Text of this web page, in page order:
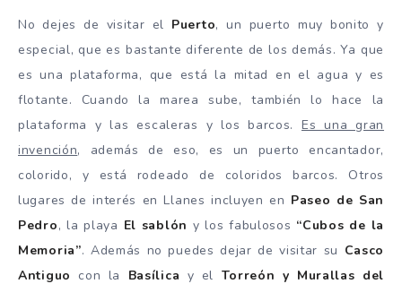
No dejes de visitar el Puerto, un puerto muy bonito y
especial, que es bastante diferente de los demás. Ya que
es una plataforma, que está la mitad en el agua y es
flotante. Cuando la marea sube, también lo hace la
plataforma y las escaleras y los barcos. Es una gran
invención, además de eso, es un puerto encantador,
colorido, y está rodeado de coloridos barcos. Otros
lugares de interés en Llanes incluyen en Paseo de San
Pedro, la playa El sablón y los fabulosos “Cubos de la
Memoria”. Además no puedes dejar de visitar su Casco
Antiguo con la Basílica y el Torreón y Murallas del